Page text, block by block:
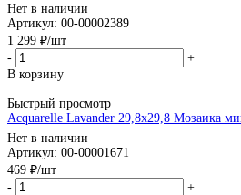
Нет в наличии
Артикул: 00-00002389
1 299 ₽/шт
-
+
В корзину
Быстрый просмотр
Acquarelle Lavander 29,8x29,8 Мозаика
Нет в наличии
Артикул: 00-00001671
469 ₽/шт
-
+